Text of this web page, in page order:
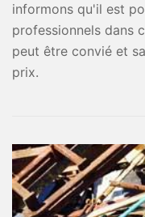
informons qu'il est
professionnels dans
peut être convié et
prix.